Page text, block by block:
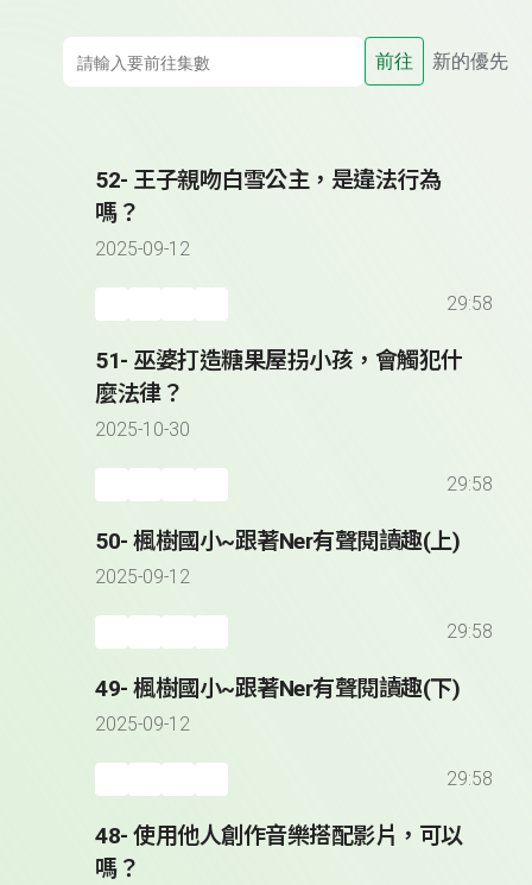
前往 新的優先
52- 王子親吻白雪公主，是違法行為
嗎？
2025-09-12
29:58
51- 巫婆打造糖果屋拐小孩，會觸犯什
麼法律？
2025-10-30
29:58
50- 楓樹國小~跟著Ner有聲閱讀趣(上)
2025-09-12
29:58
49- 楓樹國小~跟著Ner有聲閱讀趣(下)
2025-09-12
29:58
48- 使用他人創作音樂搭配影片，可以
嗎？